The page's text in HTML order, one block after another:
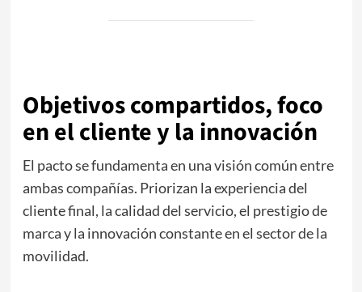
Objetivos compartidos, foco
en el cliente y la innovación
El pacto se fundamenta en una visión común entre
ambas compañías. Priorizan la experiencia del
cliente final, la calidad del servicio, el prestigio de
marca y la innovación constante en el sector de la
movilidad.